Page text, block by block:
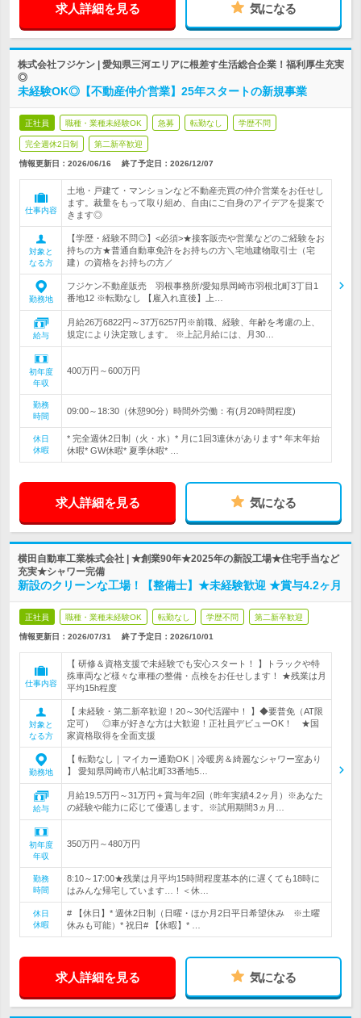
求人詳細を見る 気になる
株式会社フジケン | 愛知県三河エリアに根差す生活総合企業！福利厚生充実
◎
未経験OK◎【不動産仲介営業】25年スタートの新規事業
正社員 職種・業種未経験OK 急募 転勤なし 学歴不問
完全週休2日制 第二新卒歓迎
情報更新日：2026/06/16 終了予定日： 2026/12/07
仕事内容
土地・戸建て・マンションなど不動産売買の仲介営業をお任せし
ます。裁量をもって取り組め、自由にご自身のアイデアを提案で
きます◎
対象と
なる方
【学歴・経験不問◎】<必須>★接客販売や営業などのご経験をお
持ちの方★普通自動車免許をお持ちの方＼宅地建物取引士（宅
建）の資格をお持ちの方／
勤務地
フジケン不動産販売 羽根事務所/愛知県岡崎市羽根北町3丁目1
番地12 ※転勤なし 【雇入れ直後】上…
給与
月給26万6822円～37万6257円※前職、経験、年齢を考慮の上、
規定により決定致します。 ※上記月給には、月30…
初年度
年収
400万円～600万円
勤務
時間
09:00～18:30（休憩90分）時間外労働：有(月20時間程度)
休日
休暇
* 完全週休2日制（火・水）* 月に1回3連休があります* 年末年始
休暇* GW休暇* 夏季休暇* …
求人詳細を見る 気になる
横田自動車工業株式会社 | ★創業90年★2025年の新設工場★住宅手当など
充実★シャワー完備
新設のクリーンな工場！【整備士】★未経験歓迎 ★賞与4.2ヶ月
正社員 職種・業種未経験OK 転勤なし 学歴不問 第二新卒歓迎
情報更新日：2026/07/31 終了予定日： 2026/10/01
仕事内容
【 研修＆資格支援で未経験でも安心スタート！ 】トラックや特
殊車両など様々な車種の整備・点検をお任せします！ ★残業は月
平均15h程度
対象と
なる方
【 未経験・第二新卒歓迎！20～30代活躍中！ 】◆要普免（AT限
定可） ◎車が好きな方は大歓迎！正社員デビューOK！ ★国
家資格取得を全面支援
勤務地
【 転勤なし｜マイカー通勤OK｜冷暖房＆綺麗なシャワー室あり
】 愛知県岡崎市八帖北町33番地5…
給与
月給19.5万円～31万円＋賞与年2回（昨年実績4.2ヶ月）※あなた
の経験や能力に応じて優遇します。※試用期間3ヵ月…
初年度
年収
350万円～480万円
勤務
時間
8:10～17:00★残業は月平均15時間程度基本的に遅くても18時に
はみんな帰宅しています…！＜休…
休日
休暇
# 【休日】* 週休2日制（日曜・ほか月2日平日希望休み ※土曜
休みも可能）* 祝日# 【休暇】* …
求人詳細を見る 気になる